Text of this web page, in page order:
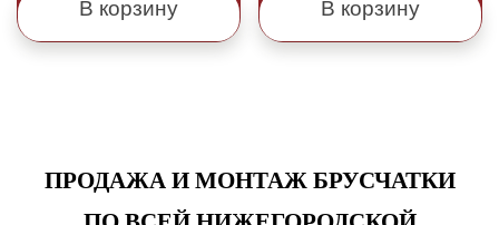
В корзину В корзину
ПРОДАЖА И МОНТАЖ БРУСЧАТКИ